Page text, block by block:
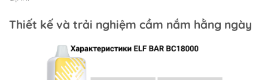
Thiết kế và trải nghiệm cầm nắm hằng ngày